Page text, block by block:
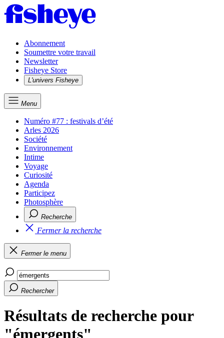
Abonnement
Soumettre votre travail
Newsletter
Fisheye Store
L'univers Fisheye
Menu
Numéro #77 : festivals d’été
Arles 2026
Société
Environnement
Intime
Voyage
Curiosité
Agenda
Participez
Photosphère
Recherche
Fermer la recherche
Fermer le menu
Rechercher
Résultats de recherche pour
"émergents"